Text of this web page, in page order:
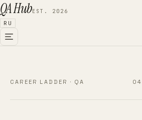
QA HubEST. 2026
RU
CAREER LADDER · QA 04